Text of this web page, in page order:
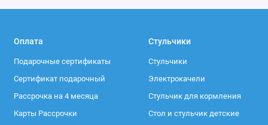
Оплата
Подарочные сертификаты
Сертификат подарочный
Рассрочка на 4 месяца
Карты Рассрочки
Стульчики
Стульчики
Электрокачели
Стульчик для кормления
Стол и стульчик детские